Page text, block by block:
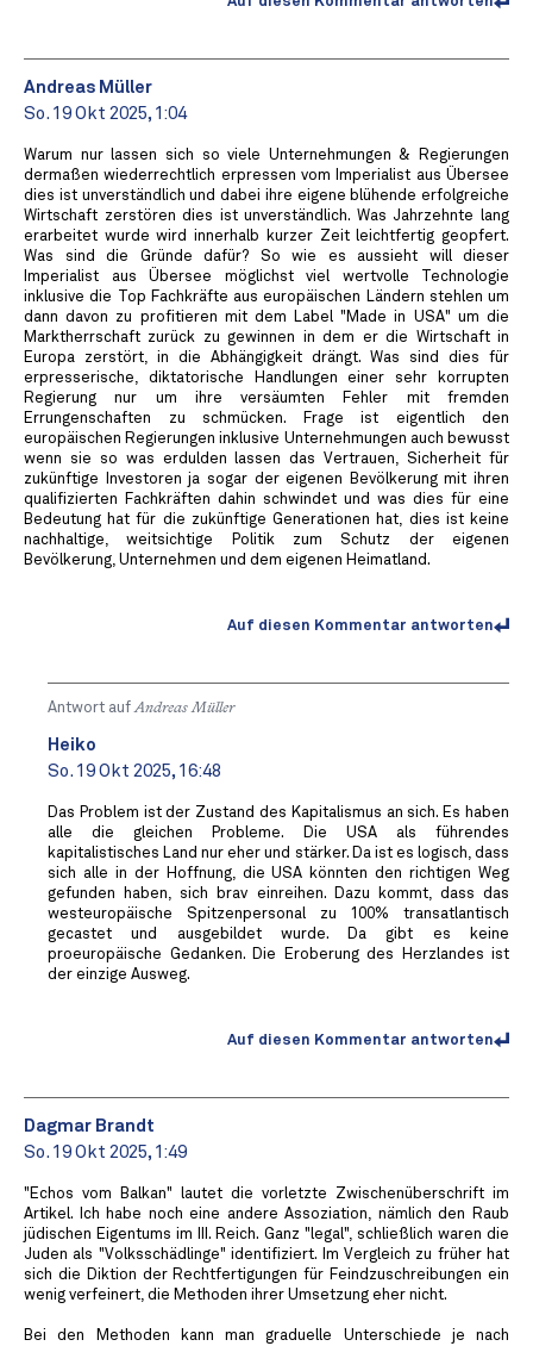
Andreas Müller
So. 19 Okt 2025, 1:04
Warum nur lassen sich so viele Unternehmungen & Regierungen
dermaßen wiederrechtlich erpressen vom Imperialist aus Übersee
dies ist unverständlich und dabei ihre eigene blühende erfolgreiche
Wirtschaft zerstören dies ist unverständlich. Was Jahrzehnte lang
erarbeitet wurde wird innerhalb kurzer Zeit leichtfertig geopfert.
Was sind die Gründe dafür? So wie es aussieht will dieser
Imperialist aus Übersee möglichst viel wertvolle Technologie
inklusive die Top Fachkräfte aus europäischen Ländern stehlen um
dann davon zu profitieren mit dem Label "Made in USA" um die
Marktherrschaft zurück zu gewinnen in dem er die Wirtschaft in
Europa zerstört, in die Abhängigkeit drängt. Was sind dies für
erpresserische, diktatorische Handlungen einer sehr korrupten
Regierung nur um ihre versäumten Fehler mit fremden
Errungenschaften zu schmücken. Frage ist eigentlich den
europäischen Regierungen inklusive Unternehmungen auch bewusst
wenn sie so was erdulden lassen das Vertrauen, Sicherheit für
zukünftige Investoren ja sogar der eigenen Bevölkerung mit ihren
qualifizierten Fachkräften dahin schwindet und was dies für eine
Bedeutung hat für die zukünftige Generationen hat, dies ist keine
nachhaltige, weitsichtige Politik zum Schutz der eigenen
Bevölkerung, Unternehmen und dem eigenen Heimatland.
Auf diesen Kommentar antworten
Antwort aufAndreas Müller
Heiko
So. 19 Okt 2025, 16:48
Das Problem ist der Zustand des Kapitalismus an sich. Es haben
alle die gleichen Probleme. Die USA als führendes
kapitalistisches Land nur eher und stärker. Da ist es logisch, dass
sich alle in der Hoffnung, die USA könnten den richtigen Weg
gefunden haben, sich brav einreihen. Dazu kommt, dass das
westeuropäische Spitzenpersonal zu 100% transatlantisch
gecastet und ausgebildet wurde. Da gibt es keine
proeuropäische Gedanken. Die Eroberung des Herzlandes ist
der einzige Ausweg.
Auf diesen Kommentar antworten
Dagmar Brandt
So. 19 Okt 2025, 1:49
"Echos vom Balkan" lautet die vorletzte Zwischenüberschrift im
Artikel. Ich habe noch eine andere Assoziation, nämlich den Raub
jüdischen Eigentums im III. Reich. Ganz "legal", schließlich waren die
Juden als "Volksschädlinge" identifiziert. Im Vergleich zu früher hat
sich die Diktion der Rechtfertigungen für Feindzuschreibungen ein
wenig verfeinert, die Methoden ihrer Umsetzung eher nicht.
Bei den Methoden kann man graduelle Unterschiede je nach